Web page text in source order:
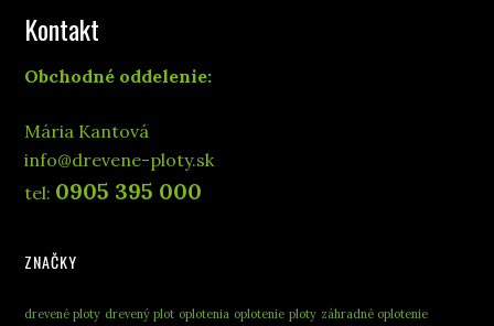
Kontakt
Obchodné oddelenie:
Mária Kantová
info@drevene-ploty.sk
tel: 0905 395 000
ZNAČKY
drevené ploty drevený plot oplotenia oplotenie ploty záhradné oplotenie